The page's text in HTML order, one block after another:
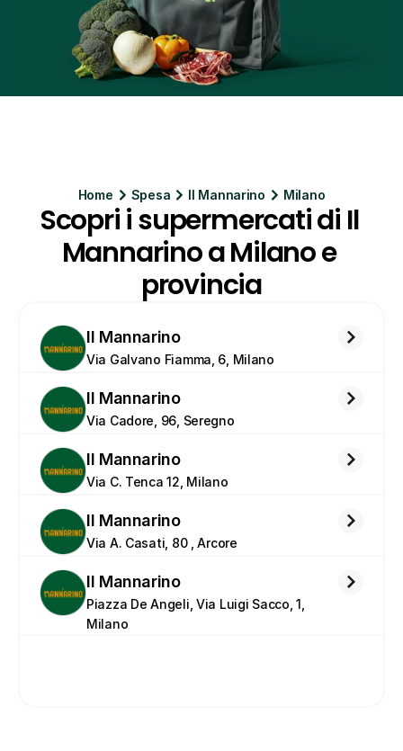
Home Spesa Il Mannarino Milano
Scopri i supermercati di Il
Mannarino a Milano e
provincia
Il Mannarino
Via Galvano Fiamma, 6, Milano
Il Mannarino
Via Cadore, 96, Seregno
Il Mannarino
Via C. Tenca 12, Milano
Il Mannarino
Via A. Casati, 80 , Arcore
Il Mannarino
Piazza De Angeli, Via Luigi Sacco, 1,
Milano